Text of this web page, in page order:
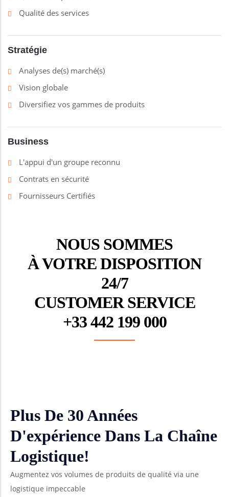
Qualité des services
Stratégie
Analyses de(s) marché(s)
Vision globale
Diversifiez vos gammes de produits
Business
L'appui d'un groupe reconnu
Contrats en sécurité
Fournisseurs Certifiés
NOUS SOMMES
À VOTRE DISPOSITION
24/7
CUSTOMER SERVICE
+33 442 199 000
Plus De 30 Années
D'expérience Dans La Chaîne
Logistique!
Augmentez vos volumes de produits de qualité via une
logistique impeccable